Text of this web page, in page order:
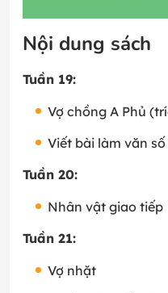
Nội dung sách
Tuần 19:
Vợ chồng A Phủ
Viết bài làm văn
Tuần 20:
Nhân vật giao tiếp
Tuần 21:
Vợ nhặt